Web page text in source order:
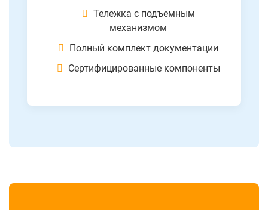
Тележка с подъемным
механизмом
Полный комплект документации
Сертифицированные компоненты